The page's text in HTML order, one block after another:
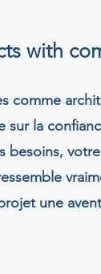
with
comme
sur la
une